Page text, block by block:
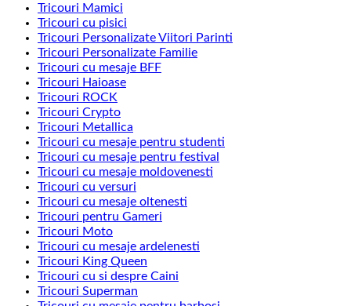
Tricouri Mamici
Tricouri cu pisici
Tricouri Personalizate Viitori Parinti
Tricouri Personalizate Familie
Tricouri cu mesaje BFF
Tricouri Haioase
Tricouri ROCK
Tricouri Crypto
Tricouri Metallica
Tricouri cu mesaje pentru studenti
Tricouri cu mesaje pentru festival
Tricouri cu mesaje moldovenesti
Tricouri cu versuri
Tricouri cu mesaje oltenesti
Tricouri pentru Gameri
Tricouri Moto
Tricouri cu mesaje ardelenesti
Tricouri King Queen
Tricouri cu si despre Caini
Tricouri Superman